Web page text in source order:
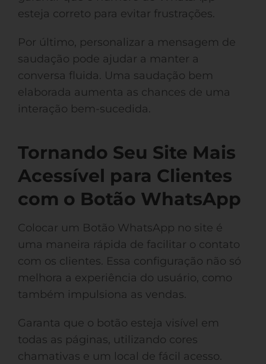
esteja correto para evitar frustrações.
Por último, personalizar a mensagem de
saudação pode ajudar a manter a
conversa fluida. Uma saudação bem
elaborada aumenta as chances de uma
interação bem-sucedida.
Tornando Seu Site Mais
Acessível para Clientes
com o Botão WhatsApp
Colocar um Botão WhatsApp no site é
uma maneira rápida de facilitar o contato
com os clientes. Essa configuração não só
melhora a experiência do usuário, como
também impulsiona as vendas.
Garanta que o botão esteja visível em
todas as páginas, utilizando cores
chamativas e um local de fácil acesso.